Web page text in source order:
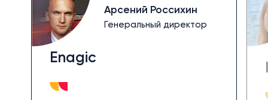
Арсений Россихин
Генеральный директор
Enagic